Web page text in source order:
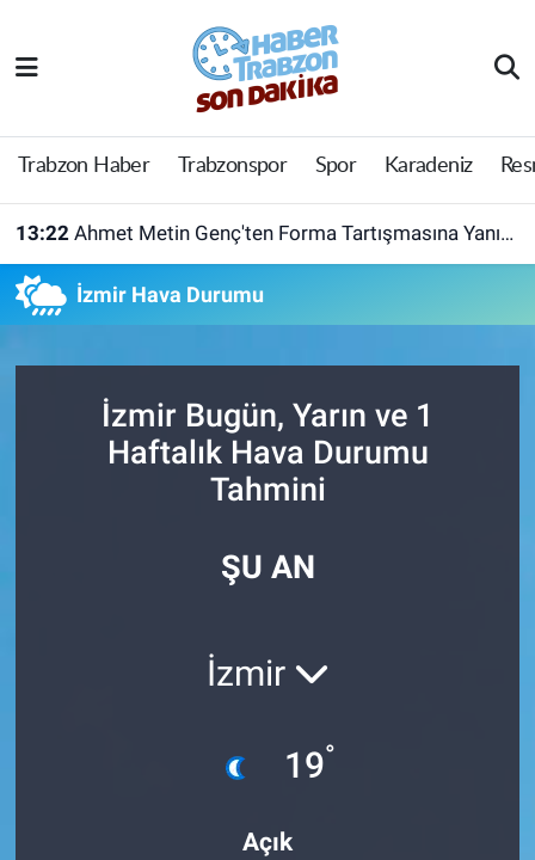
Trabzon Haber Trabzonspor Spor Karadeniz
13:22 Ahmet Metin Genç'ten Forma Tartışmasına Yanıt! Belediyeden Açıklama Geldi
İzmir Hava Durumu
İzmir Bugün, Yarın ve 1
Haftalık Hava Durumu
Tahmini
ŞU AN
İzmir
19°
Açık
Trabzon Haber
Trabzonspor
Yazarlar
Perde Arkası
Trabzon Nöbetçi Eczaneler
Trabzon Hava Durumu
Tüm Manşetler
Son Dakika Haberleri